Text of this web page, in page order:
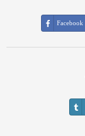
Facebook